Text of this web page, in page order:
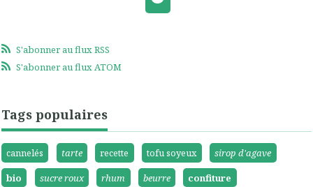
S'abonner au flux RSS
S'abonner au flux ATOM
Tags populaires
cannelés tarte recette tofu soyeux
sirop d'agave
bio
sucre roux rhum beurre confiture